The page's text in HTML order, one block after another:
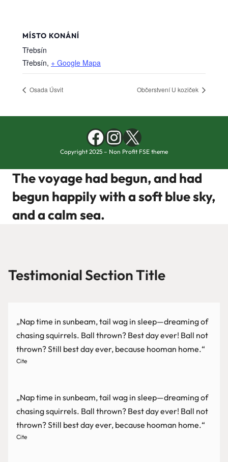
MÍSTO KONÁNÍ
Třebsín
Třebsín, + Google Mapa
Osada Úsvit Občerstvení U koziček
Facebook
Instagram
X
Copyright 2025 – Non Profit FSE theme
The voyage had begun, and had
begun happily with a soft blue sky,
and a calm sea.
Testimonial Section Title
„Nap time in sunbeam, tail wag in sleep—dreaming of
chasing squirrels. Ball thrown? Best day ever! Ball not
thrown? Still best day ever, because hooman home.“
Cite
„Nap time in sunbeam, tail wag in sleep—dreaming of
chasing squirrels. Ball thrown? Best day ever! Ball not
thrown? Still best day ever, because hooman home.“
Cite